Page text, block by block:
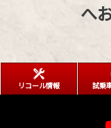
へ
リコール情報 試乗